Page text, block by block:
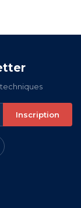
Inscription